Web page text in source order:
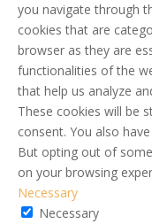
you navigate through
cookies that are
browser as they are
functionalities of the
that help us analyze
These cookies will be
consent. You also
But opting out of
on your browsing
Necessary
Necessary